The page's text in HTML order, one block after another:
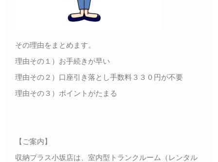
その理由をまとめます。
理由その１）お手続きが早い
理由その２）口座引き落とし手数料３３０円が不要
理由その３）ポイントがたまる
【ご案内】
収納プラス小坂店は、室内型トランクルーム（レンタル